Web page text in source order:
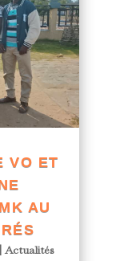
VO ET
AU
Actualités